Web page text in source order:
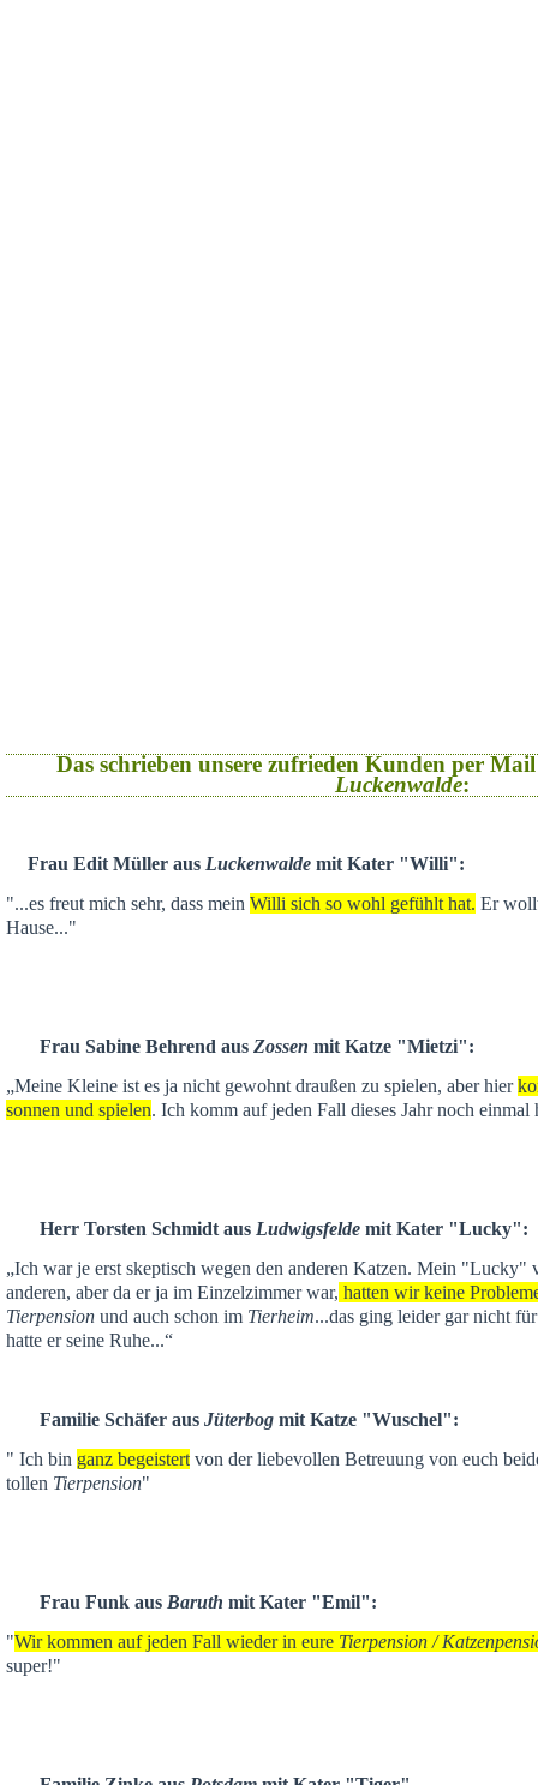
Das schrieben unsere zufrieden Kunden per
Luckenwalde:
Frau Edit Müller aus Luckenwalde mit Kater "Willi":
"...es freut mich sehr, dass mein Willi sich so wohl gefühlt hat. Er
Hause..."
Frau Sabine Behrend aus Zossen mit Katze "Mietzi":
„Meine Kleine ist es ja nicht gewohnt draußen zu spielen, aber hier
sonnen und spielen. Ich komm auf jeden Fall dieses Jahr noch einmal
Herr Torsten Schmidt aus Ludwigsfelde mit Kater "Lucky":
„Ich war je erst skeptisch wegen den anderen Katzen. Mein "Lucky"
anderen, aber da er ja im Einzelzimmer war, hatten wir keine
Tierpension und auch schon im Tierheim...das ging leider gar nicht
hatte er seine Ruhe...“
Familie Schäfer aus Jüterbog mit Katze "Wuschel":
" Ich bin ganz begeistert von der liebevollen Betreuung von euch
tollen Tierpension"
Frau Funk aus Baruth mit Kater "Emil":
"Wir kommen auf jeden Fall wieder in eure Tierpension /
super!"